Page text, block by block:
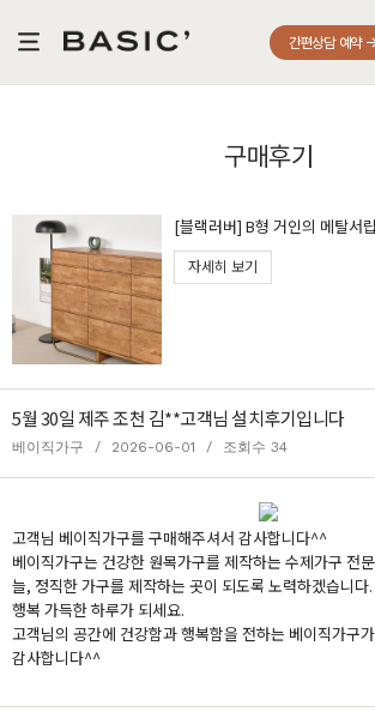
간편상담 예약
구매후기
[블랙러버] B형 거인의 메탈서
자세히 보기
5월 30일 제주 조천 김**고객님 설치후기입니다
베이직가구 / 2026-06-01 / 조회수 34
고객님 베이직가구를 구매해주셔서 감사합니다^^
베이직가구는 건강한 원목가구를 제작하는 수제가구 전
늘, 정직한 가구를 제작하는 곳이 되도록 노력하겠습니다.
행복 가득한 하루가 되세요.
고객님의 공간에 건강함과 행복함을 전하는 베이직가구
감사합니다^^